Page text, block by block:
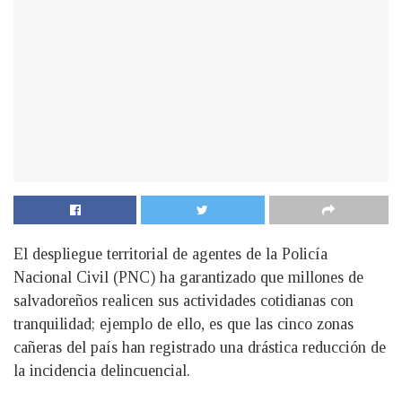
El despliegue territorial de agentes de la Policía
Nacional Civil (PNC) ha garantizado que millones de
salvadoreños realicen sus actividades cotidianas con
tranquilidad; ejemplo de ello, es que las cinco zonas
cañeras del país han registrado una drástica reducción de
la incidencia delincuencial.